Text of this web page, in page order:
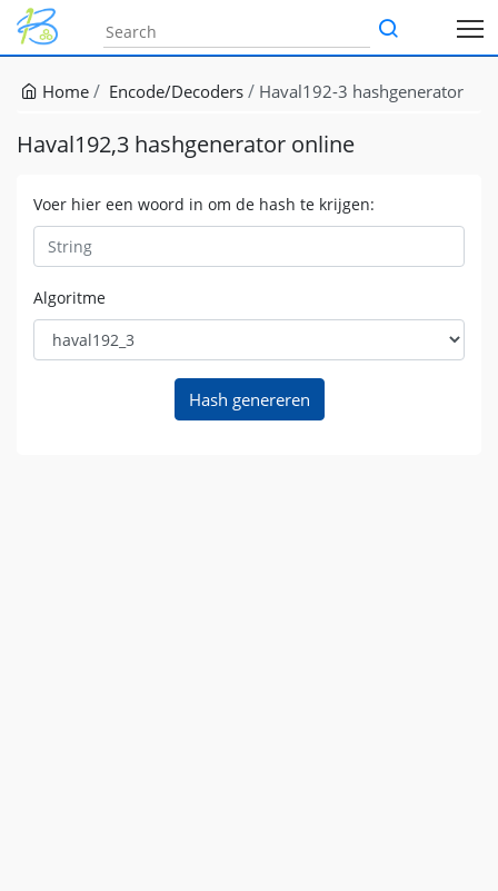
Home Encode/Decoders Haval192-3 hashgenerator
Haval192,3 hashgenerator online
Voer hier een woord in om de hash te krijgen:
Algoritme
Hash genereren